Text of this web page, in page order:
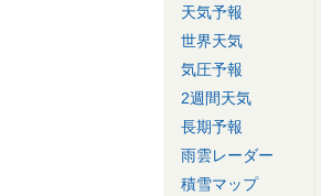
天気予報
世界天気
気圧予報
2週間天気
長期予報
雨雲レーダー
積雪マップ